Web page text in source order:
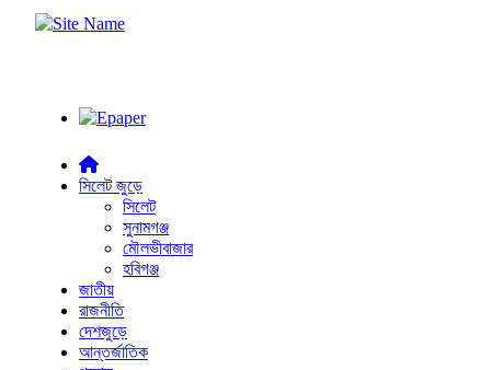
সিলেট জুড়ে
সিলেট
সুনামগঞ্জ
মৌলভীবাজার
হবিগঞ্জ
জাতীয়
রাজনীতি
দেশজুড়ে
আন্তর্জাতিক